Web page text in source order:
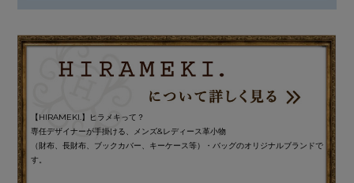
【HIRAMEKI.】ヒラメキって？
専任デザイナーが手掛ける、メンズ&レディース革小物
（財布、長財布、ブックカバー、キーケース等）・バッグのオリジナルブランドで
す。